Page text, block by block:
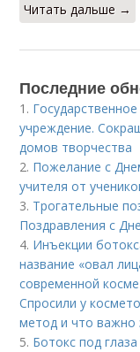
Читать дальше →
Последние
1.
учреждение.
домов творчества
2. Пожелание с
учителя от
3. Трогательные
Поздравления с
4. Инъекции
название «овал
современной
Спросили у
метод и что важно
5. Ботокс под